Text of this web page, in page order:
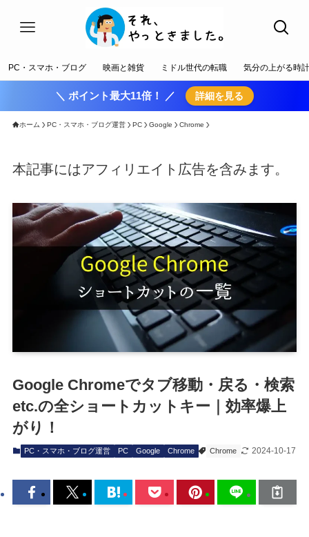
PC・スマホ・ブログ 映画と雑貨 ミドル世代の転職 気分の上がる時計
＼ ポイント最大11倍！ ／ 詳細を見る
ホーム PC・スマホ・ブログ運営 PC Google Chrome
本記事にはアフィリエイト広告を含みます。
Google Chromeでタブ移動・戻る・検索
etc.の全ショートカットキー｜効率爆上
がり！
PC・スマホ・ブログ運営 PC Google Chrome Chrome 2024-10-17